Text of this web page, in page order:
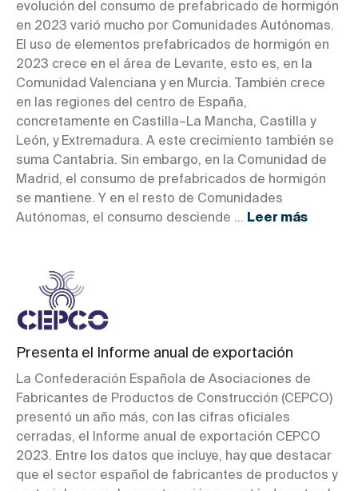
evolución del consumo de prefabricado de hormigón
en 2023 varió mucho por Comunidades Autónomas.
El uso de elementos prefabricados de hormigón en
2023 crece en el área de Levante, esto es, en la
Comunidad Valenciana y en Murcia. También crece
en las regiones del centro de España,
concretamente en Castilla–La Mancha, Castilla y
León, y Extremadura. A este crecimiento también se
suma Cantabria. Sin embargo, en la Comunidad de
Madrid, el consumo de prefabricados de hormigón
se mantiene. Y en el resto de Comunidades
Autónomas, el consumo desciende ... Leer más
Presenta el Informe anual de exportación
La Confederación Española de Asociaciones de
Fabricantes de Productos de Construcción (CEPCO)
presentó un año más, con las cifras oficiales
cerradas, el Informe anual de exportación CEPCO
2023. Entre los datos que incluye, hay que destacar
que el sector español de fabricantes de productos y